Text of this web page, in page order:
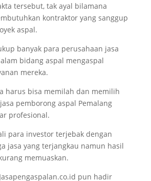
tersebut, tak ayal bilamana
kontraktor yang sanggup
aspal.
banyak para perusahaan jasa
bidang aspal mengaspal
mereka.
harus bisa memilah dan memilih
pemborong aspal Pemalang
profesional.
para investor terjebak dengan
jasa yang terjangkau namun hasil
memuaskan.
pun hadir